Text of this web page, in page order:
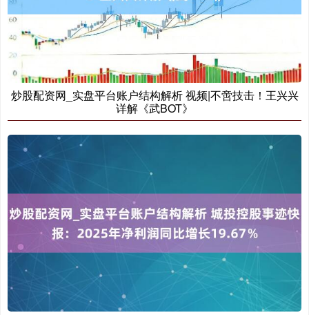
炒股配资网_实盘平台账户结构解析 视频|不啻技击！王兴兴
详解《武BOT》